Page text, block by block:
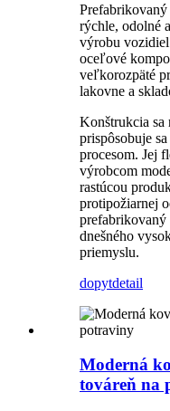
rýchle, odolné
výrobu
oceľové
veľkorozpäté
lakovne a
Konštrukcia sa
prispôsobuje
procesom. Jej
výrobcom
rastúcou
protipožiarnej
dnešného
priemyslu.
dopytdetail
Moderná
továreň na